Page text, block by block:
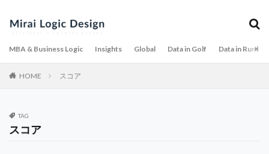
MBA & Business Logic Insights Global Data in Golf Data in
HOME スコア
TAG
スコア